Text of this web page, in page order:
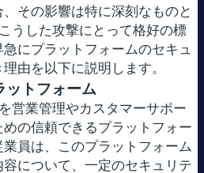
その影響は特に深刻なものと
うした攻撃にとって格好の標
にプラットフォームのセキュ
由を以下に説明します。
ットフォーム
営業管理やカスタマーサポー
めの信頼できるプラットフォー
員は、このプラットフォーム
について、一定のセキュリテ